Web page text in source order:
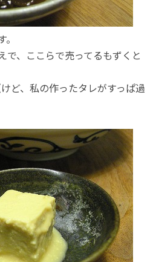
で、ここらで売ってるもずくと
けど、私の作ったタレがすっぱ過